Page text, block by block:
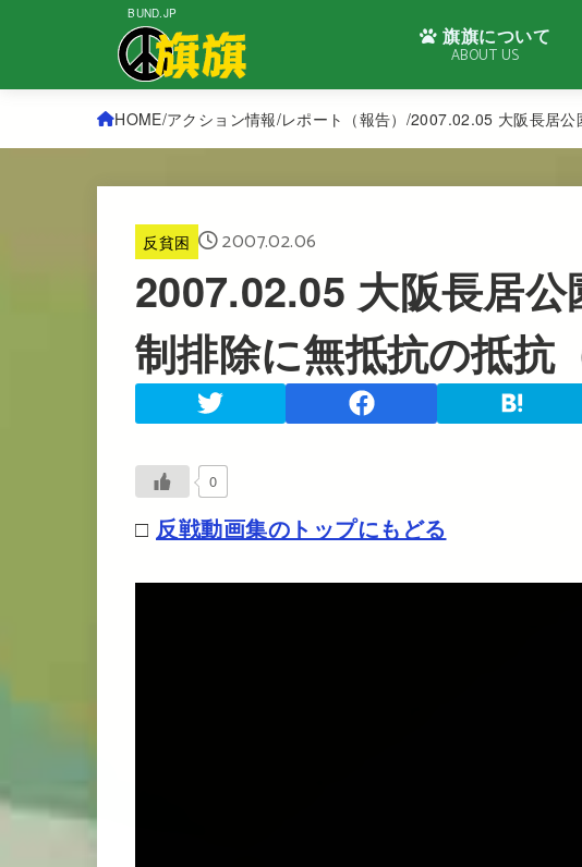
BUND.JP
旗旗について
ABOUT US
HOME アクション情報 レポート（報告） 2007.02.05 大阪長居公
反貧困 2007.02.06
2007.02.05 大阪長居
制排除に無抵抗の抵抗
0
□ 反戦動画集のトップにもどる